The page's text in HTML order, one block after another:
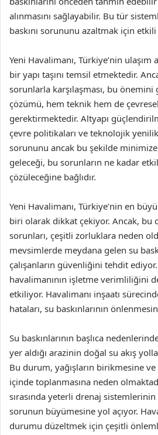
alınmasını sağlayabilir. Bu tür
baskını sorununu azaltmak için
Yeni Havalimanı, Türkiye’nin ulaşım
bir yapı taşını temsil etmektedir.
sorunlarla karşılaşması, bu
çözümü, hem teknik hem de
gerektirmektedir. Altyapı
çevre politikaları ve teknolojik
sorununu ancak bu şekilde minimize
geleceği, bu sorunların ne kadar
çözüleceğine bağlıdır.
Yeni Havalimanı, Türkiye’nin en
biri olarak dikkat çekiyor. Ancak, bu
sorunları, çeşitli zorluklara neden
mevsimlerde meydana gelen su
çalışanların güvenliğini tehdit
havalimanının işletme verimliliğini
etkiliyor. Havalimanı inşaatı
hataları, su baskınlarının
Su baskınlarının başlıca
yer aldığı arazinin doğal su akış
Bu durum, yağışların birikmesine
içinde toplanmasına neden
sırasında yeterli drenaj
sorunun büyümesine yol açıyor.
durumu düzeltmek için çeşitli